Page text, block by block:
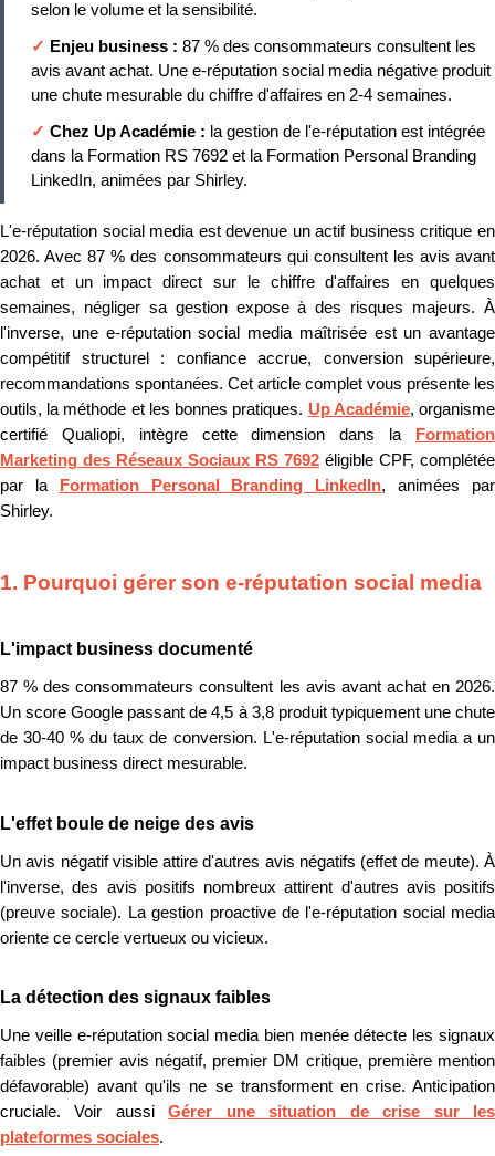
selon le volume et la sensibilité.
✓ Enjeu business : 87 % des consommateurs consultent les
avis avant achat. Une e-réputation social media négative produit
une chute mesurable du chiffre d'affaires en 2-4 semaines.
✓ Chez Up Académie : la gestion de l'e-réputation est intégrée
dans la Formation RS 7692 et la Formation Personal Branding
LinkedIn, animées par Shirley.
L'e-réputation social media est devenue un actif business critique en
2026. Avec 87 % des consommateurs qui consultent les avis avant
achat et un impact direct sur le chiffre d'affaires en quelques
semaines, négliger sa gestion expose à des risques majeurs. À
l'inverse, une e-réputation social media maîtrisée est un avantage
compétitif structurel : confiance accrue, conversion supérieure,
recommandations spontanées. Cet article complet vous présente les
outils, la méthode et les bonnes pratiques. Up Académie, organisme
certifié Qualiopi, intègre cette dimension dans la
Formation
Marketing des Réseaux Sociaux RS 7692 éligible CPF, complétée
par la
Formation Personal Branding LinkedIn, animées par
Shirley.
1. Pourquoi gérer son e-réputation social media
L'impact business documenté
87 % des consommateurs consultent les avis avant achat en 2026.
Un score Google passant de 4,5 à 3,8 produit typiquement une chute
de 30-40 % du taux de conversion. L'e-réputation social media a un
impact business direct mesurable.
L'effet boule de neige des avis
Un avis négatif visible attire d'autres avis négatifs (effet de meute). À
l'inverse, des avis positifs nombreux attirent d'autres avis positifs
(preuve sociale). La gestion proactive de l'e-réputation social media
oriente ce cercle vertueux ou vicieux.
La détection des signaux faibles
Une veille e-réputation social media bien menée détecte les signaux
faibles (premier avis négatif, premier DM critique, première mention
défavorable) avant qu'ils ne se transforment en crise. Anticipation
cruciale. Voir aussiGérer une situation de crise sur les
plateformes sociales.